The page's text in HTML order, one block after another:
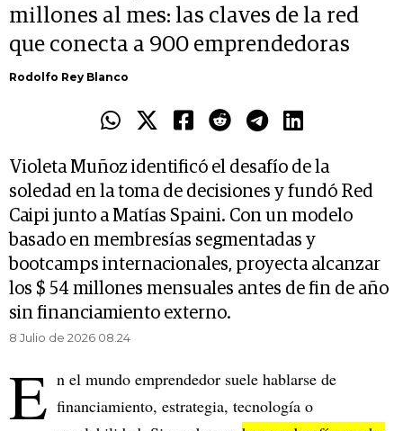
millones al mes: las claves de la red
que conecta a 900 emprendedoras
Rodolfo Rey Blanco
Violeta Muñoz identificó el desafío de la
soledad en la toma de decisiones y fundó Red
Caipi junto a Matías Spaini. Con un modelo
basado en membresías segmentadas y
bootcamps internacionales, proyecta alcanzar
los $ 54 millones mensuales antes de fin de año
sin financiamiento externo.
8 Julio de 2026 08.24
E n el mundo emprendedor suele hablarse de
financiamiento, estrategia, tecnología o